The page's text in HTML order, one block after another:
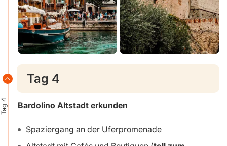
Tag 4
Tag 4
Bardolino Altstadt erkunden
Spaziergang an der Uferpromenade